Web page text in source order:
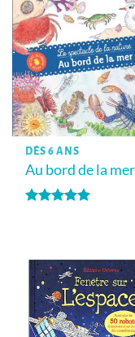
DÈS 6 ANS
Au bord de la mer